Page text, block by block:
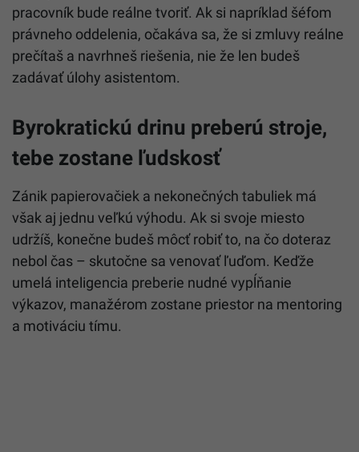
pracovník bude reálne tvoriť. Ak si napríklad šéfom
právneho oddelenia, očakáva sa, že si zmluvy reálne
prečítaš a navrhneš riešenia, nie že len budeš
zadávať úlohy asistentom.
Byrokratickú drinu preberú stroje,
tebe zostane ľudskosť
Zánik papierovačiek a nekonečných tabuliek má
však aj jednu veľkú výhodu. Ak si svoje miesto
udržíš, konečne budeš môcť robiť to, na čo doteraz
nebol čas – skutočne sa venovať ľuďom. Keďže
umelá inteligencia preberie nudné vypĺňanie
výkazov, manažérom zostane priestor na mentoring
a motiváciu tímu.